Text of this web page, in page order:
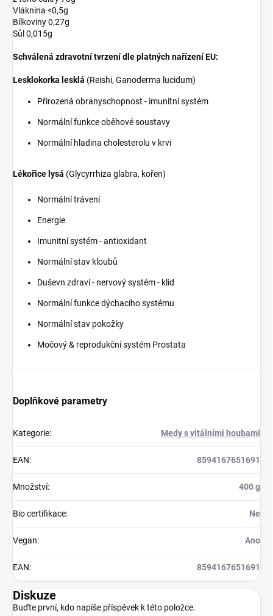
Vláknina <0,5g
Bílkoviny 0,27g
Sůl 0,015g
Schválená zdravotní tvrzení dle platných nařízení EU:
Lesklokorka lesklá (Reishi, Ganoderma lucidum)
Přirozená obranyschopnost - imunitní systém
Normální funkce oběhové soustavy
Normální hladina cholesterolu v krvi
Lékořice lysá (Glycyrrhiza glabra, kořen)
Normální trávení
Energie
Imunitní systém - antioxidant
Normální stav kloubů
Duševn zdraví - nervový systém - klid
Normální funkce dýchacího systému
Normální stav pokožky
Močový & reprodukční systém Prostata
Doplňkové parametry
Kategorie: Medy s vitálními houbami
EAN: 8594167651691
Množství: 400 g
Bio certifikace: Ne
Vegan: Ano
EAN: 8594167651691
Diskuze
Buďte první, kdo napíše příspěvek k této položce.